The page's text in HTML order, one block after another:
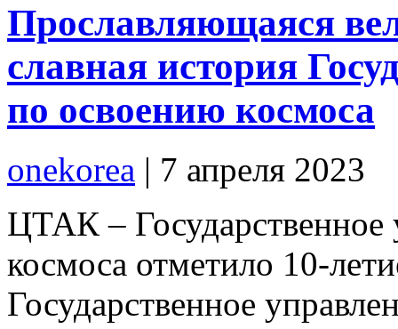
Прославляющаяся
славная история
по освоению космоса
onekorea | 7 апреля 2023
ЦТАК – Государственное
космоса отметило 10-
Государственное